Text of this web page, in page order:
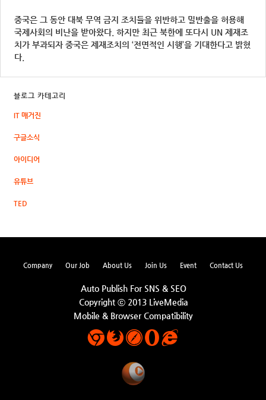
중국은 그 동안 대북 무역 금지 조치들을 위반하고 밀반출을 허용해
국제사회의 비난을 받아왔다. 하지만 최근 북한에 또다시 UN 제재조
치가 부과되자 중국은 제재조치의 ‘전면적인 시행’을 기대한다고 밝혔
다.
블로그 카테고리
IT 매거진
구글소식
아이디어
유튜브
TED
Company Our Job About Us Join Us Event Contact Us
Auto Publish For SNS & SEO
Copyright ⓒ 2013 LiveMedia
Mobile & Browser Compatibility